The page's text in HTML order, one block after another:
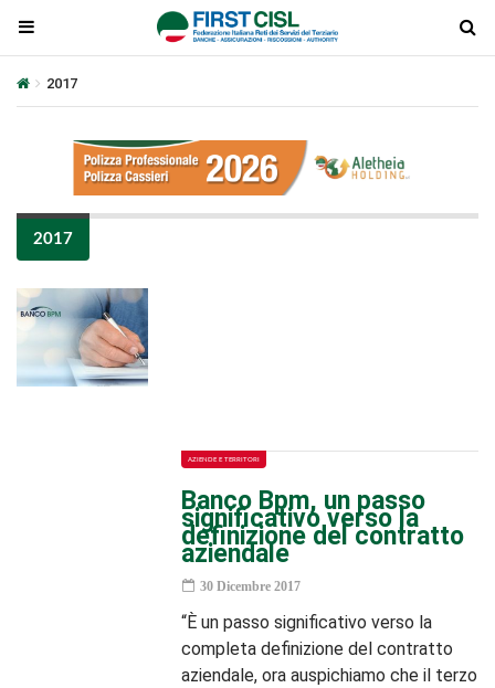
2017
2017
AZIENDE E TERRITORI
Banco Bpm, un passo
significativo verso la
definizione del contratto
aziendale
30 Dicembre 2017
“È un passo significativo verso la
completa definizione del contratto
aziendale, ora auspichiamo che il terzo